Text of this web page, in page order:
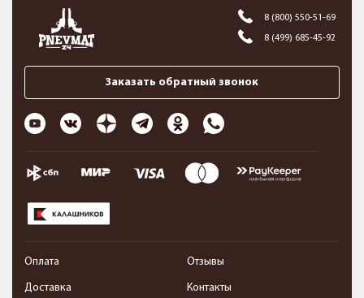
8 (800) 550-51-69
8 (499) 685-45-92
Заказать обратный звонок
Оплата
Доставка
Отзывы
Контакты